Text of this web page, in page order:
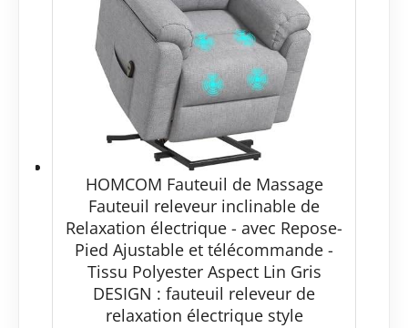
HOMCOM Fauteuil de Massage
Fauteuil releveur inclinable de
Relaxation électrique - avec Repose-
Pied Ajustable et télécommande -
Tissu Polyester Aspect Lin Gris
DESIGN : fauteuil releveur de
relaxation électrique style